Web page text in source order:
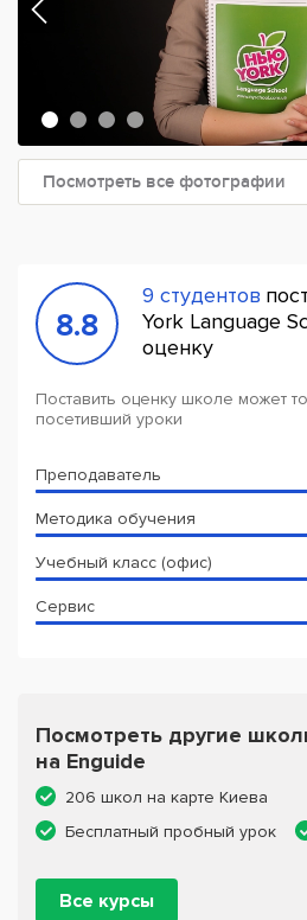
Посмотреть все фотографии
8.8
9 студентов
York Language
оценку
Поставить оценку школе может
посетивший уроки
Преподаватель
Методика обучения
Учебный класс (офис)
Сервис
Посмотреть другие
на Enguide
206 школ на карте Киева
Бесплатный пробный урок
Все курсы